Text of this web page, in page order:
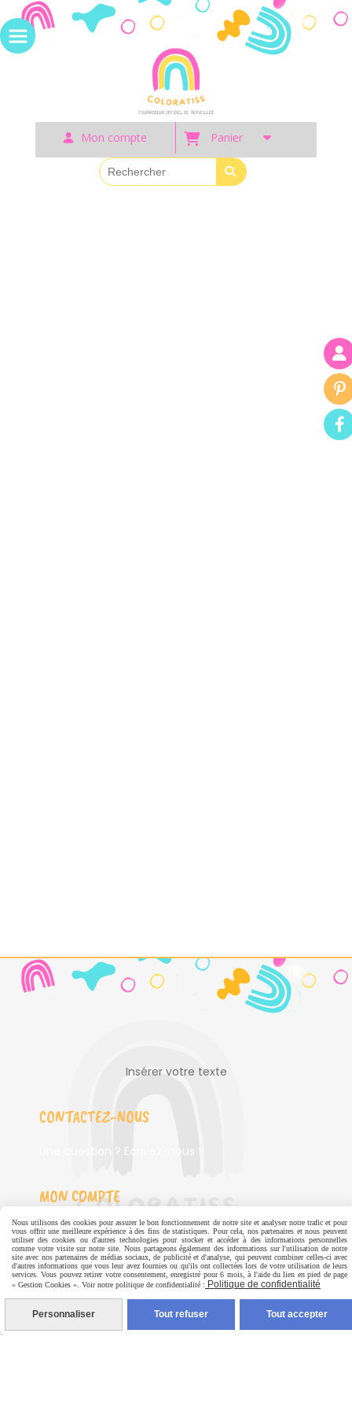
Mon compte Panier
Insérer votre texte
CONTACTEZ-NOUS
Une question ? Ecrivez-nous !
MON COMPTE
Mes commandes
Données personnelles
INFORMATIONS
Panneau de gestion des cookies
Nous utilisons des cookies pour assurer le bon fonctionnement de notre site et analyser notre trafic et pour
vous offrir une meilleure expérience à des fins de statistiques. Pour cela, nos partenaires et nous peuvent
utiliser des cookies ou d'autres technologies pour stocker et accéder à des informations personnelles
comme votre visite sur notre site. Nous partageons également des informations sur l'utilisation de notre
site avec nos partenaires de médias sociaux, de publicité et d'analyse, qui peuvent combiner celles-ci avec
d'autres informations que vous leur avez fournies ou qu'ils ont collectées lors de votre utilisation de leurs
services. Vous pouvez retirer votre consentement, enregistré pour 6 mois, à l'aide du lien en pied de page
« Gestion Cookies ». Voir notre politique de confidentialité : Politique de confidentialité
Personnaliser Tout refuser Tout accepter